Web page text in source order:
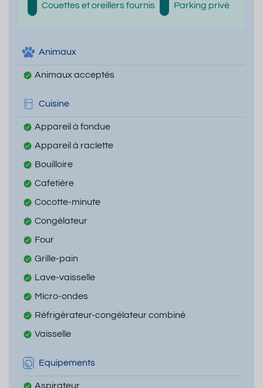
Couettes et oreillers fournis Parking privé
Animaux
Animaux acceptés
Cuisine
Appareil à fondue
Appareil à raclette
Bouilloire
Cafetière
Cocotte-minute
Congélateur
Four
Grille-pain
Lave-vaisselle
Micro-ondes
Réfrigérateur-congélateur combiné
Vaisselle
Equipements
Aspirateur